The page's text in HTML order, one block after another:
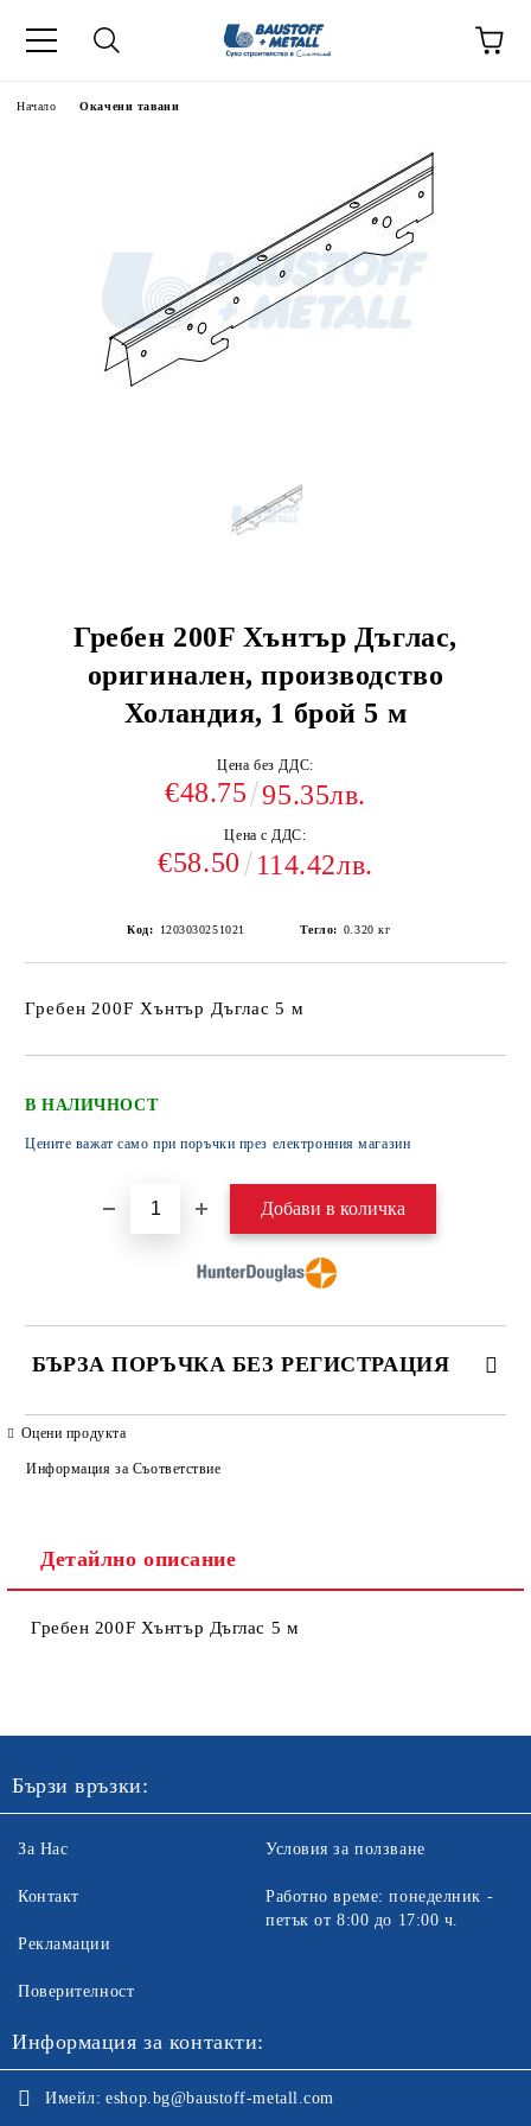
Начало Окачени тавани
Гребен 200F Хънтър Дъглас,
оригинален, производство
Холандия, 1 брой 5 м
Цена без ДДС:
€48.75 95.35лв.
Цена с ДДС:
€58.50 114.42лв.
Код: 1203030251021 Тегло: 0.320 кг
Гребен 200F Хънтър Дъглас 5 м
В НАЛИЧНОСТ
Цените важат само при поръчки през електронния магазин
БЪРЗА ПОРЪЧКА БЕЗ РЕГИСТРАЦИЯ
Оцени продукта
Информация за Съответствие
Детайлно описание
Гребен 200F Хънтър Дъглас 5 м
Бързи връзки:
За Нас
Контакт
Рекламации
Поверителност
Условия за ползване
Работно време: понеделник -
петък от 8:00 до 17:00 ч.
Информация за контакти:
Имейл: eshop.bg@baustoff-metall.com